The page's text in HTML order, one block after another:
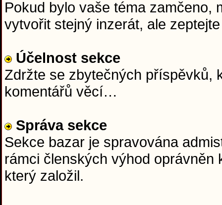
Pokud bylo vaše téma zamčeno,
vytvořit stejný inzerát, ale
Účelnost sekce
Zdržte se zbytečných příspěvků,
komentářů věcí…
Správa sekce
Sekce bazar je spravována
rámci členských výhod
který založil.